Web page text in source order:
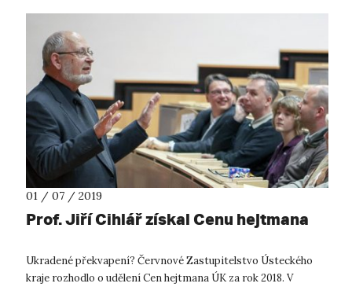
01 / 07 / 2019
Prof. Jiří Cihlář získal Cenu hejtmana
Ukradené překvapení? Červnové Zastupitelstvo Ústeckého
kraje rozhodlo o udělení Cen hejtmana ÚK za rok 2018. V